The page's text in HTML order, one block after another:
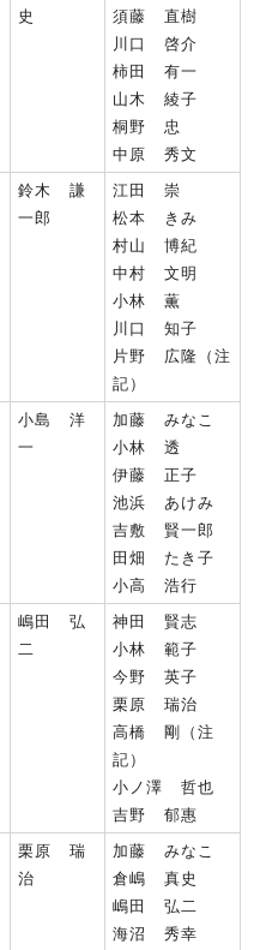
史
須藤 直樹
川口 啓介
柿田 有一
山木 綾子
桐野 忠
中原 秀文
鈴木 謙
一郎
江田 崇
松本 きみ
村山 博紀
中村 文明
小林 薫
川口 知子
片野 広隆（注
記）
小島 洋
一
加藤 みなこ
小林 透
伊藤 正子
池浜 あけみ
吉敷 賢一郎
田畑 たき子
小高 浩行
嶋田 弘
二
神田 賢志
小林 範子
今野 英子
栗原 瑞治
高橋 剛（注
記）
小ノ澤 哲也
吉野 郁惠
栗原 瑞
治
加藤 みなこ
倉嶋 真史
嶋田 弘二
海沼 秀幸